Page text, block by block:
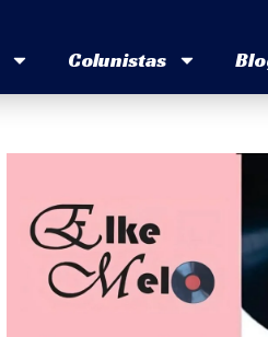
Colunistas